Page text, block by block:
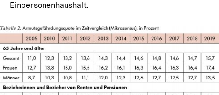
Einpersonenhaushalt.
In
Lightbox
öffnen